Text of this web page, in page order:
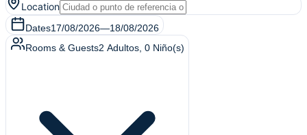
Location
Dates17/08/2026—18/08/2026
Rooms & Guests2 Adultos 0 Niño(s)